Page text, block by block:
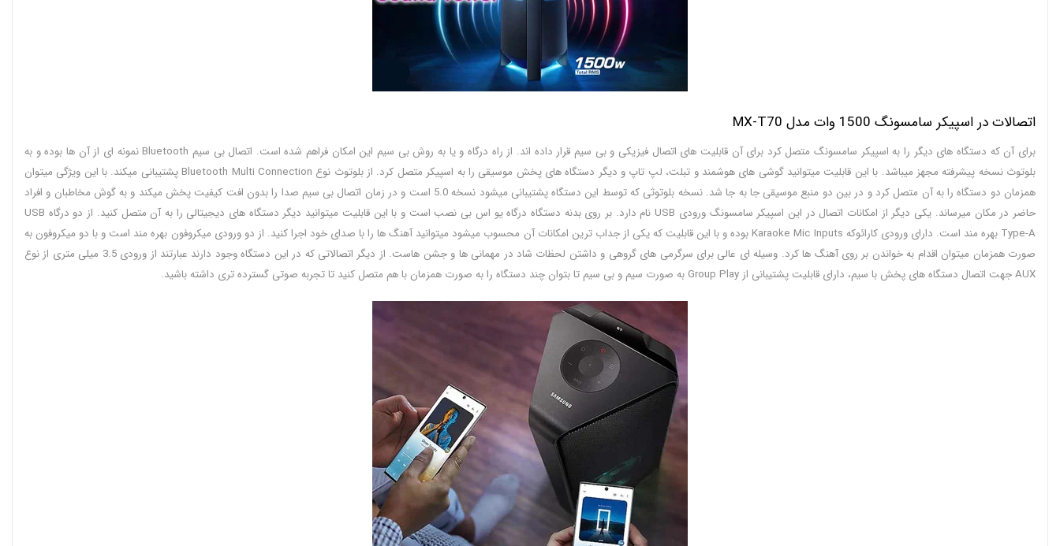
اتصالات در اسپیکر سامسونگ 1500 وات مدل MX-T70
برای آن که دستگاه های دیگر را به اسپیکر سامسونگ متصل کرد برای آن قابلیت های اتصال فیزیکی و بی سیم قرار داده اند. از راه درگاه و یا به روش بی سیم این امکان فراهم شده است. اتصال بی سیم Bluetooth نمونه ای از آن ها بوده و به
بلوتوث نسخه پیشرفته مجهز میباشد. با این قابلیت میتوانید گوشی های هوشمند و تبلت، لپ تاپ و دیگر دستگاه های پخش موسیقی را به اسپیکر متصل کرد. از بلوتوث نوع Bluetooth Multi Connection پشتیبانی میکند. با این ویژگی میتوان
همزمان دو دستگاه را به آن متصل کرد و در بین دو منبع موسیقی جا به جا شد. نسخه بلوتوثی که توسط این دستگاه پشتیبانی میشود نسخه 5.0 است و در زمان اتصال بی سیم صدا را بدون افت کیفیت پخش میکند و به گوش مخاطبان و افراد
حاضر در مکان میرساند. یکی دیگر از امکانات اتصال در این اسپیکر سامسونگ ورودی USB نام دارد. بر روی بدنه دستگاه درگاه یو اس بی نصب است و با این قابلیت میتوانید دیگر دستگاه های دیجیتالی را به آن متصل کنید. از دو درگاه USB
Type-A بهره مند است. دارای ورودی کارائوکه Karaoke Mic Inputs بوده و با این قابلیت که یکی از جداب ترین امکانات آن محسوب میشود میتوانید آهنگ ها را با صدای خود اجرا کنید. از دو ورودی میکروفون بهره مند است و با دو میکروفون به
صورت همزمان میتوان اقدام به خواندن بر روی آهنگ ها کرد. وسیله ای عالی برای سرگرمی های گروهی و داشتن لحظات شاد در مهمانی ها و جشن هاست. از دیگر اتصالاتی که در این دستگاه وجود دارند عبارتند از ورودی 3.5 میلی متری از نوع
AUX جهت اتصال دستگاه های پخش با سیم، دارای قابلیت پشتیبانی از Group Play به صورت سیم و بی سیم تا بتوان چند دستگاه را به صورت همزمان با هم متصل کنید تا تجربه صوتی گسترده تری داشته باشید.